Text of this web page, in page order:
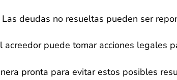
Las deudas no resueltas pueden ser
acreedor puede tomar acciones
pronta para evitar estos posibles